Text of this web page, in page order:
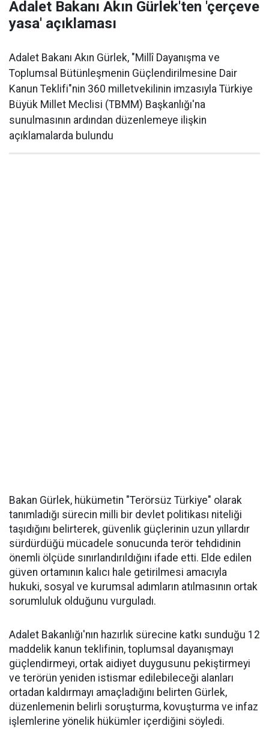
Adalet Bakanı Akın Gürlek'ten 'çerçeve
yasa' açıklaması
Adalet Bakanı Akın Gürlek, "Millî Dayanışma ve
Toplumsal Bütünleşmenin Güçlendirilmesine Dair
Kanun Teklifi"nin 360 milletvekilinin imzasıyla Türkiye
Büyük Millet Meclisi (TBMM) Başkanlığı'na
sunulmasının ardından düzenlemeye ilişkin
açıklamalarda bulundu
Bakan Gürlek, hükümetin "Terörsüz Türkiye" olarak
tanımladığı sürecin milli bir devlet politikası niteliği
taşıdığını belirterek, güvenlik güçlerinin uzun yıllardır
sürdürdüğü mücadele sonucunda terör tehdidinin
önemli ölçüde sınırlandırıldığını ifade etti. Elde edilen
güven ortamının kalıcı hale getirilmesi amacıyla
hukuki, sosyal ve kurumsal adımların atılmasının ortak
sorumluluk olduğunu vurguladı.
Adalet Bakanlığı'nın hazırlık sürecine katkı sunduğu 12
maddelik kanun teklifinin, toplumsal dayanışmayı
güçlendirmeyi, ortak aidiyet duygusunu pekiştirmeyi
ve terörün yeniden istismar edilebileceği alanları
ortadan kaldırmayı amaçladığını belirten Gürlek,
düzenlemenin belirli soruşturma, kovuşturma ve infaz
işlemlerine yönelik hükümler içerdiğini söyledi.